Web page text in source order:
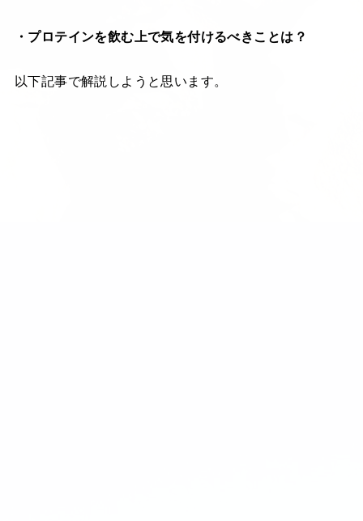
・プロテインを飲む上で気を付けるべきことは？
以下記事で解説しようと思います。